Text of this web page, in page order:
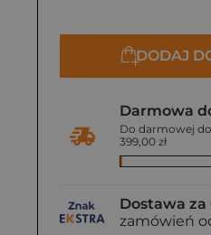
DODAJ
Darmowa
Do darmowej
399,00 zł
Dostawa za
zamówień